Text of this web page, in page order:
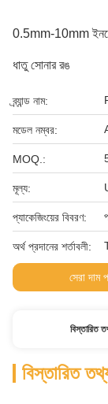
0.5mm-10mm
ধাতু সোনার রঙ
ব্র্যান্ড নাম:
মডেল নম্বর:
MOQ.:
মূল্য:
প্যাকেজিংয়ের বিবরণ:
অর্থ প্রদানের শর্তাবলী:
সেরা দাম
বিস্তারিত
বিস্তারিত